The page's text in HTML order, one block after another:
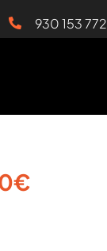
930 153 772